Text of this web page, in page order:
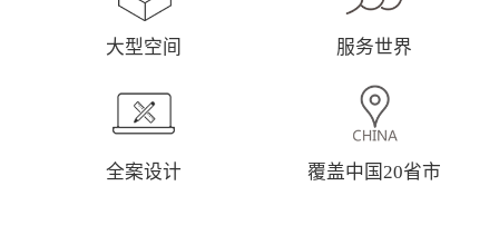
大型空间 服务世界
全案设计 覆盖中国20省市